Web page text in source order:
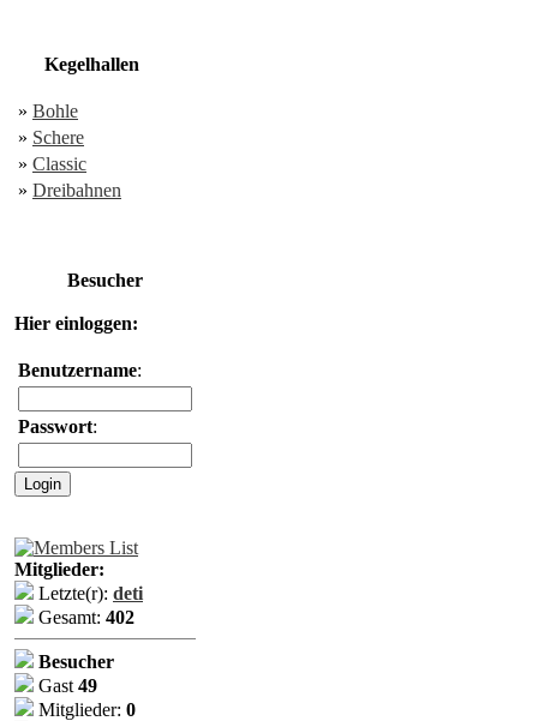
Kegelhallen
» Bohle
» Schere
» Classic
» Dreibahnen
Besucher
Hier einloggen:
Benutzername:
Passwort:
Mitglieder:
Letzte(r): deti
Gesamt: 402
Besucher
Gast 49
Mitglieder: 0